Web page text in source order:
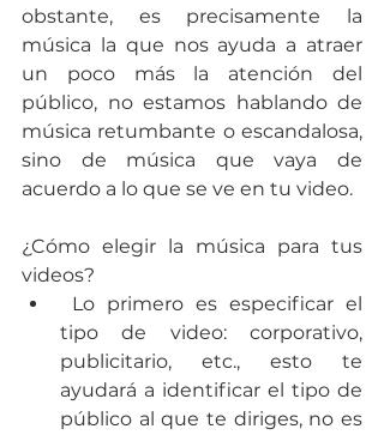
obstante, es precisamente la
música la que nos ayuda a atraer
un poco más la atención del
público, no estamos hablando de
música retumbante o escandalosa,
sino de música que vaya de
acuerdo a lo que se ve en tu video.
¿Cómo elegir la música para tus
videos?
tipo de video: corporativo,
publicitario, etc., esto te
ayudará a identificar el tipo de
público al que te diriges, no es